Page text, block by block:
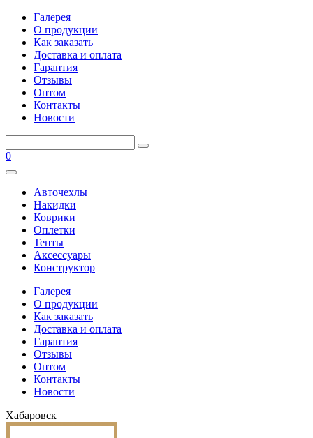
Галерея
О продукции
Как заказать
Доставка и оплата
Гарантия
Отзывы
Оптом
Контакты
Новости
0
Авточехлы
Накидки
Коврики
Оплетки
Тенты
Аксессуары
Конструктор
Галерея
О продукции
Как заказать
Доставка и оплата
Гарантия
Отзывы
Оптом
Контакты
Новости
Хабаровск